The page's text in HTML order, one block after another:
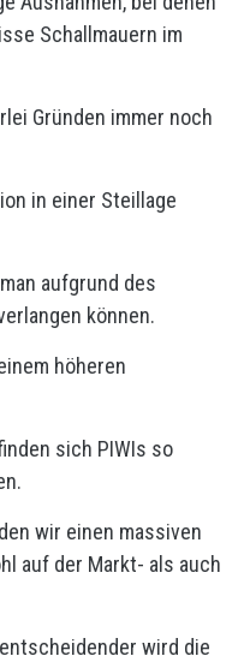
Schallmauern im
Gründen immer noch
in einer Steillage
aufgrund des
können.
höheren
sich PIWIs so
wir einen massiven
auf der Markt- als auch
wird die